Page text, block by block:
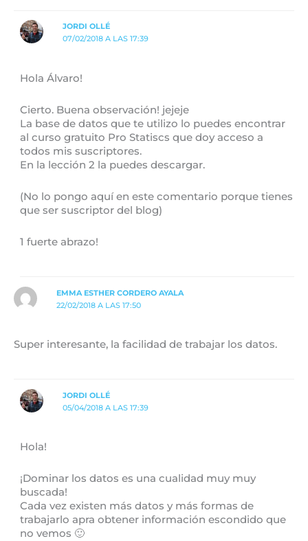
JORDI OLLÉ
07/02/2018 A LAS 17:39
Hola Álvaro!
Cierto. Buena observación! jejeje
La base de datos que te utilizo lo puedes encontrar
al curso gratuito Pro Statiscs que doy acceso a
todos mis suscriptores.
En la lección 2 la puedes descargar.
(No lo pongo aquí en este comentario porque tienes
que ser suscriptor del blog)
1 fuerte abrazo!
EMMA ESTHER CORDERO AYALA
22/02/2018 A LAS 17:50
Super interesante, la facilidad de trabajar los datos.
JORDI OLLÉ
05/04/2018 A LAS 17:39
Hola!
¡Dominar los datos es una cualidad muy muy
buscada!
Cada vez existen más datos y más formas de
trabajarlo apra obtener información escondido que
no vemos 🙂